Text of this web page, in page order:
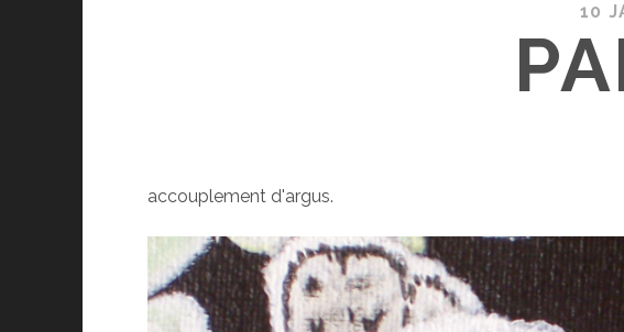
10
accouplement d'argus.